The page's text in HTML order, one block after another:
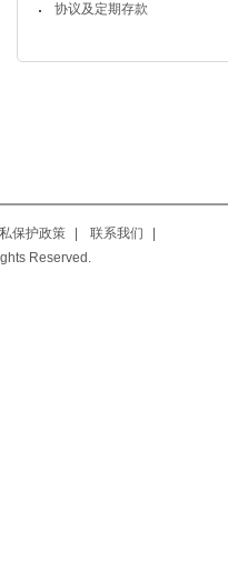
协议及定期存款
保护政策 联系我们
Reserved.